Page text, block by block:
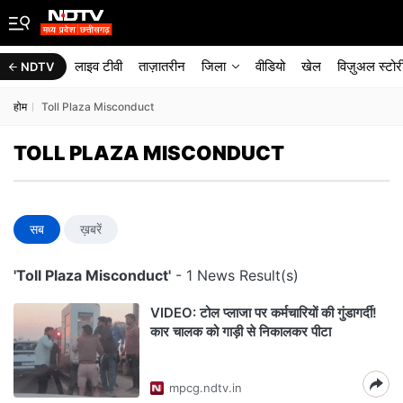
NDTV लाइव टीवी ताज़ातरीन जिला वीडियो खेल विज़ुअल
होम Toll Plaza Misconduct
TOLL PLAZA MISCONDUCT
सब ख़बरें
'Toll Plaza Misconduct' - 1 News Result(s)
VIDEO: टोल प्लाजा पर कर्मचारियों की गुंडागर्दी!
कार चालक को गाड़ी से निकालकर पीटा
mpcg.ndtv.in